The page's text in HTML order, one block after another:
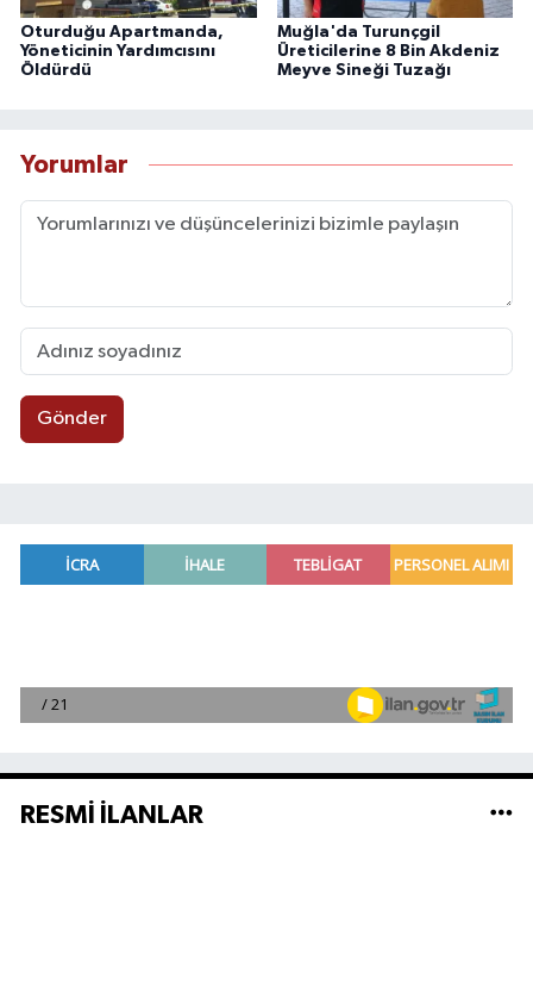
Oturduğu Apartmanda,
Yöneticinin Yardımcısını
Öldürdü
Muğla'da Turunçgil
Üreticilerine 8 Bin Akdeniz
Meyve Sineği Tuzağı
Yorumlar
Gönder
RESMİ İLANLAR